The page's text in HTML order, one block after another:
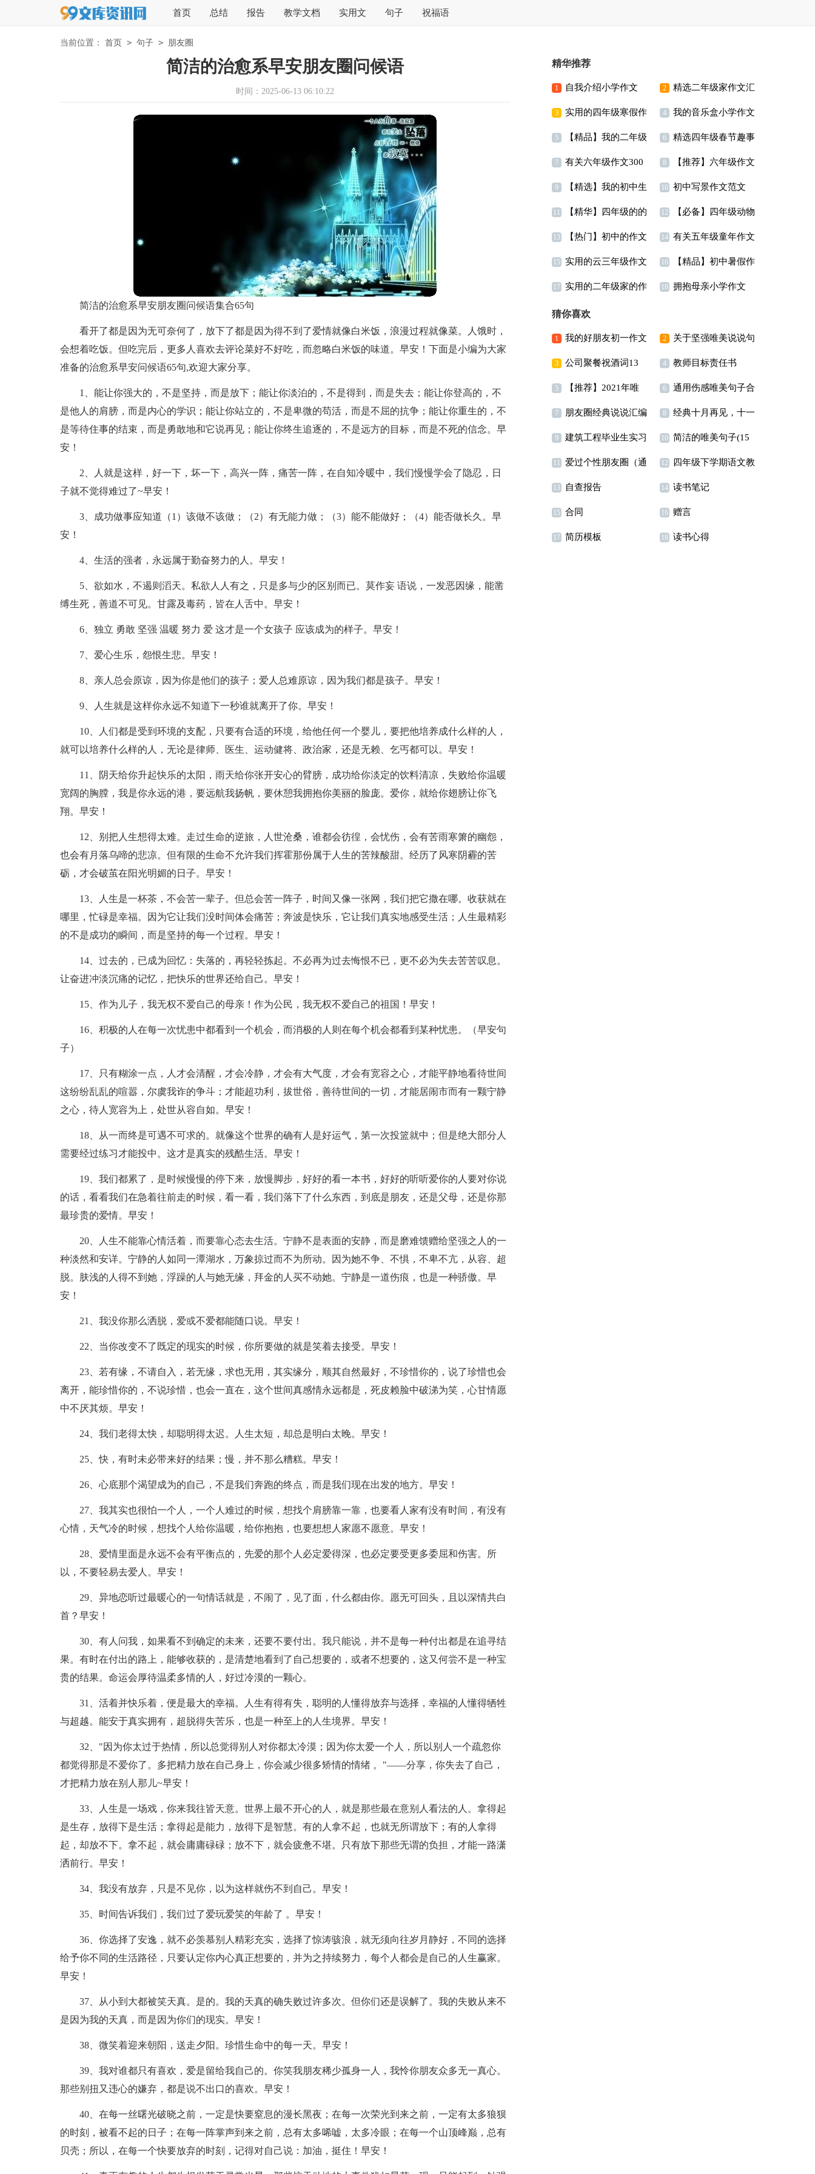
首页 总结 报告 教学文档 实用文 句子 祝福语
当前位置： 首页 > 句子 > 朋友圈
简洁的治愈系早安朋友圈问候语
时间：2025-06-13 06:10:22
简洁的治愈系早安朋友圈问候语集合65句
看开了都是因为无可奈何了，放下了都是因为得不到了爱情就像白米饭，浪漫过程就像菜。人饿时，
会想着吃饭。但吃完后，更多人喜欢去评论菜好不好吃，而忽略白米饭的味道。早安！下面是小编为大家
准备的治愈系早安问候语65句,欢迎大家分享。
1、能让你强大的，不是坚持，而是放下；能让你淡泊的，不是得到，而是失去；能让你登高的，不
是他人的肩膀，而是内心的学识；能让你站立的，不是卑微的苟活，而是不屈的抗争；能让你重生的，不
是等待住事的结束，而是勇敢地和它说再见；能让你终生追逐的，不是远方的目标，而是不死的信念。早
安！
2、人就是这样，好一下，坏一下，高兴一阵，痛苦一阵，在自知冷暖中，我们慢慢学会了隐忍，日
子就不觉得难过了~早安！
3、成功做事应知道（1）该做不该做；（2）有无能力做；（3）能不能做好；（4）能否做长久。早
安！
4、生活的强者，永远属于勤奋努力的人。早安！
5、欲如水，不遏则滔天。私欲人人有之，只是多与少的区别而已。莫作妄 语说，一发恶因缘，能凿
缚生死，善道不可见。甘露及毒药，皆在人舌中。早安！
6、独立 勇敢 坚强 温暖 努力 爱 这才是一个女孩子 应该成为的样子。早安！
7、爱心生乐，怨恨生悲。早安！
8、亲人总会原谅，因为你是他们的孩子；爱人总难原谅，因为我们都是孩子。早安！
9、人生就是这样你永远不知道下一秒谁就离开了你。早安！
10、人们都是受到环境的支配，只要有合适的环境，给他任何一个婴儿，要把他培养成什么样的人，
就可以培养什么样的人，无论是律师、医生、运动健将、政治家，还是无赖、乞丐都可以。早安！
11、阴天给你升起快乐的太阳，雨天给你张开安心的臂膀，成功给你淡定的饮料清凉，失败给你温暖
宽阔的胸膛，我是你永远的港，要远航我扬帆，要休憩我拥抱你美丽的脸庞。爱你，就给你翅膀让你飞
翔。早安！
12、别把人生想得太难。走过生命的逆旅，人世沧桑，谁都会彷徨，会忧伤，会有苦雨寒箫的幽怨，
也会有月落乌啼的悲凉。但有限的生命不允许我们挥霍那份属于人生的苦辣酸甜。经历了风寒阴霾的苦
砺，才会破茧在阳光明媚的日子。早安！
13、人生是一杯茶，不会苦一辈子。但总会苦一阵子，时间又像一张网，我们把它撒在哪。收获就在
哪里，忙碌是幸福。因为它让我们没时间体会痛苦；奔波是快乐，它让我们真实地感受生活；人生最精彩
的不是成功的瞬间，而是坚持的每一个过程。早安！
14、过去的，已成为回忆：失落的，再轻轻拣起。不必再为过去悔恨不已，更不必为失去苦苦叹息。
让奋进冲淡沉痛的记忆，把快乐的世界还给自己。早安！
15、作为儿子，我无权不爱自己的母亲！作为公民，我无权不爱自己的祖国！早安！
16、积极的人在每一次忧患中都看到一个机会，而消极的人则在每个机会都看到某种忧患。（早安句
子）
17、只有糊涂一点，人才会清醒，才会冷静，才会有大气度，才会有宽容之心，才能平静地看待世间
这纷纷乱乱的喧嚣，尔虞我诈的争斗；才能超功利，拔世俗，善待世间的一切，才能居闹市而有一颗宁静
之心，待人宽容为上，处世从容自如。早安！
18、从一而终是可遇不可求的。就像这个世界的确有人是好运气，第一次投篮就中；但是绝大部分人
需要经过练习才能投中。这才是真实的残酷生活。早安！
19、我们都累了，是时候慢慢的停下来，放慢脚步，好好的看一本书，好好的听听爱你的人要对你说
的话，看看我们在急着往前走的时候，看一看，我们落下了什么东西，到底是朋友，还是父母，还是你那
最珍贵的爱情。早安！
20、人生不能靠心情活着，而要靠心态去生活。宁静不是表面的安静，而是磨难馈赠给坚强之人的一
种淡然和安详。宁静的人如同一潭湖水，万象掠过而不为所动。因为她不争、不惧，不卑不亢，从容、超
脱。肤浅的人得不到她，浮躁的人与她无缘，拜金的人买不动她。宁静是一道伤痕，也是一种骄傲。早
安！
21、我没你那么洒脱，爱或不爱都能随口说。早安！
22、当你改变不了既定的现实的时候，你所要做的就是笑着去接受。早安！
23、若有缘，不请自入，若无缘，求也无用，其实缘分，顺其自然最好，不珍惜你的，说了珍惜也会
离开，能珍惜你的，不说珍惜，也会一直在，这个世间真感情永远都是，死皮赖脸中破涕为笑，心甘情愿
中不厌其烦。早安！
24、我们老得太快，却聪明得太迟。人生太短，却总是明白太晚。早安！
25、快，有时未必带来好的结果；慢，并不那么糟糕。早安！
26、心底那个渴望成为的自己，不是我们奔跑的终点，而是我们现在出发的地方。早安！
27、我其实也很怕一个人，一个人难过的时候，想找个肩膀靠一靠，也要看人家有没有时间，有没有
心情，天气冷的时候，想找个人给你温暖，给你抱抱，也要想想人家愿不愿意。早安！
28、爱情里面是永远不会有平衡点的，先爱的那个人必定爱得深，也必定要受更多委屈和伤害。所
以，不要轻易去爱人。早安！
29、异地恋听过最暖心的一句情话就是，不闹了，见了面，什么都由你。愿无可回头，且以深情共白
首？早安！
30、有人问我，如果看不到确定的未来，还要不要付出。我只能说，并不是每一种付出都是在追寻结
果。有时在付出的路上，能够收获的，是清楚地看到了自己想要的，或者不想要的，这又何尝不是一种宝
贵的结果。命运会厚待温柔多情的人，好过冷漠的一颗心。
31、活着并快乐着，便是最大的幸福。人生有得有失，聪明的人懂得放弃与选择，幸福的人懂得牺牲
与超越。能安于真实拥有，超脱得失苦乐，也是一种至上的人生境界。早安！
32、"因为你太过于热情，所以总觉得别人对你都太冷漠；因为你太爱一个人，所以别人一个疏忽你
都觉得那是不爱你了。多把精力放在自己身上，你会减少很多矫情的情绪 。"——分享，你失去了自己，
才把精力放在别人那儿~早安！
33、人生是一场戏，你来我往皆天意。世界上最不开心的人，就是那些最在意别人看法的人。拿得起
是生存，放得下是生活；拿得起是能力，放得下是智慧。有的人拿不起，也就无所谓放下；有的人拿得
起，却放不下。拿不起，就会庸庸碌碌；放不下，就会疲惫不堪。只有放下那些无谓的负担，才能一路潇
洒前行。早安！
34、我没有放弃，只是不见你，以为这样就伤不到自己。早安！
35、时间告诉我们，我们过了爱玩爱笑的年龄了 。早安！
36、你选择了安逸，就不必羡慕别人精彩充实，选择了惊涛骇浪，就无须向往岁月静好，不同的选择
给予你不同的生活路径，只要认定你内心真正想要的，并为之持续努力，每个人都会是自己的人生赢家。
早安！
37、从小到大都被笑天真。是的。我的天真的确失败过许多次。但你们还是误解了。我的失败从来不
是因为我的天真，而是因为你们的现实。早安！
38、微笑着迎来朝阳，送走夕阳。珍惜生命中的每一天。早安！
39、我对谁都只有喜欢，爱是留给我自己的。你笑我朋友稀少孤身一人，我怜你朋友众多无一真心。
那些别扭又违心的嫌弃，都是说不出口的喜欢。早安！
40、在每一丝曙光破晓之前，一定是快要窒息的漫长黑夜；在每一次荣光到来之前，一定有太多狼狈
的时刻，被看不起的日子；在每一阵掌声到来之前，总有太多唏嘘，太多冷眼；在每一个山顶峰巅，总有
贝壳；所以，在每一个快要放弃的时刻，记得对自己说：加油，挺住！早安！
精华推荐
1 自我介绍小学作文
15篇
2 精选二年级家作文汇
编八篇
3 实用的四年级寒假作
文四篇
4 我的音乐盒小学作文
5 【精品】我的二年级
作文300字集合九篇
6 精选四年级春节趣事
作文合集10篇
7 有关六年级作文300
字集锦9篇
8 【推荐】六年级作文
集合7篇
9 【精选】我的初中生
活作文汇总六篇
10 初中写景作文范文
11 【精华】四年级的的
暑假作文四篇
12 【必备】四年级动物
作文汇总五篇
13 【热门】初中的作文
300字合集十篇
14 有关五年级童年作文
合集8篇
15 实用的云三年级作文
300字合集五篇
16 【精品】初中暑假作
文汇总9篇
17 实用的二年级家的作
文合集6篇
18 拥抱母亲小学作文
猜你喜欢
1 我的好朋友初一作文
(15篇)
2 关于坚强唯美说说句
子（精选60句）
3 公司聚餐祝酒词13
篇
4 教师目标责任书
5 【推荐】2021年唯
美的句子集合36条
6 通用伤感唯美句子合
集78句
7 朋友圈经典说说汇编
15篇
8 经典十月再见，十一
月你好语录座右铭（精
选100句）
9 建筑工程毕业生实习
报告5篇
10 简洁的唯美句子(15
篇)
11 爱过个性朋友圈（通
用40句）
12 四年级下学期语文教
学计划汇总5篇
13 自查报告 14 读书笔记
15 合同 16 赠言
17 简历模板 18 读书心得